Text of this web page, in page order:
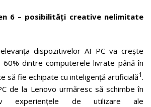
6 – posibilități creative nelimitate
dispozitivelor AI PC va crește
dintre computerele livrate până în
să fie echipate cu inteligență artificială1.
de la Lenovo urmăresc să schimbe în
experiențele de utilizare ale